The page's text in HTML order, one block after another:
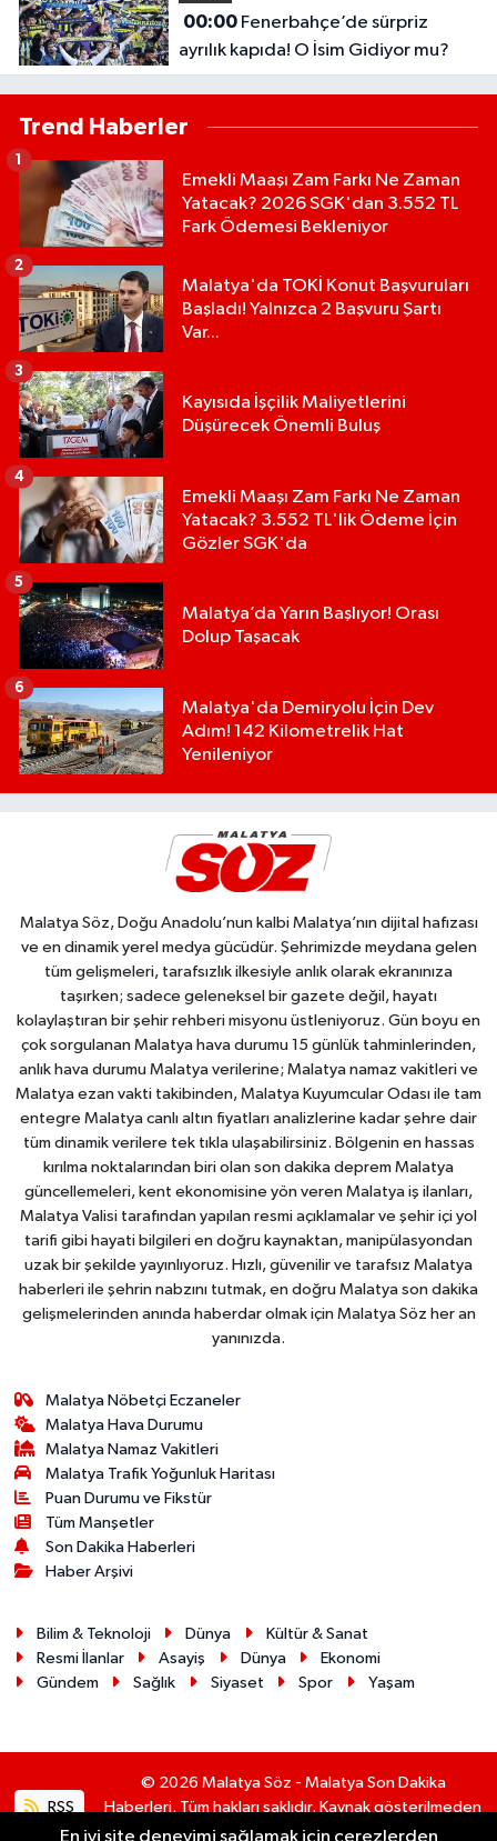
00:00Fenerbahçe’de sürpriz
ayrılık kapıda! O İsim Gidiyor mu?
Trend Haberler
Emekli Maaşı Zam Farkı Ne Zaman
Yatacak? 2026 SGK'dan 3.552 TL
Fark Ödemesi Bekleniyor
1
Malatya'da TOKİ Konut Başvuruları
Başladı! Yalnızca 2 Başvuru Şartı
Var...
2
Kayısıda İşçilik Maliyetlerini
Düşürecek Önemli Buluş
3
Emekli Maaşı Zam Farkı Ne Zaman
Yatacak? 3.552 TL'lik Ödeme İçin
Gözler SGK'da
4
Malatya’da Yarın Başlıyor! Orası
Dolup Taşacak
5
Malatya'da Demiryolu İçin Dev
Adım! 142 Kilometrelik Hat
Yenileniyor
6
Malatya Söz, Doğu Anadolu’nun kalbi Malatya’nın dijital hafızası
ve en dinamik yerel medya gücüdür. Şehrimizde meydana gelen
tüm gelişmeleri, tarafsızlık ilkesiyle anlık olarak ekranınıza
taşırken; sadece geleneksel bir gazete değil, hayatı
kolaylaştıran bir şehir rehberi misyonu üstleniyoruz. Gün boyu en
çok sorgulanan Malatya hava durumu 15 günlük tahminlerinden,
anlık hava durumu Malatya verilerine; Malatya namaz vakitleri ve
Malatya ezan vakti takibinden, Malatya Kuyumcular Odası ile tam
entegre Malatya canlı altın fiyatları analizlerine kadar şehre dair
tüm dinamik verilere tek tıkla ulaşabilirsiniz. Bölgenin en hassas
kırılma noktalarından biri olan son dakika deprem Malatya
güncellemeleri, kent ekonomisine yön veren Malatya iş ilanları,
Malatya Valisi tarafından yapılan resmi açıklamalar ve şehir içi yol
tarifi gibi hayati bilgileri en doğru kaynaktan, manipülasyondan
uzak bir şekilde yayınlıyoruz. Hızlı, güvenilir ve tarafsız Malatya
haberleri ile şehrin nabzını tutmak, en doğru Malatya son dakika
gelişmelerinden anında haberdar olmak için Malatya Söz her an
yanınızda.
Malatya Nöbetçi Eczaneler
Malatya Hava Durumu
Malatya Namaz Vakitleri
Malatya Trafik Yoğunluk Haritası
Puan Durumu ve Fikstür
Tüm Manşetler
Son Dakika Haberleri
Haber Arşivi
Bilim & Teknoloji Dünya
Kültür & Sanat
Resmi İlanlar
Asayiş Dünya
Ekonomi
Gündem
Sağlık Siyaset Spor Yaşam
RSS
© 2026 Malatya Söz - Malatya Son Dakika
Haberleri. Tüm hakları saklıdır. Kaynak gösterilmeden
alıntı yapılamaz.
En iyi site deneyimi sağlamak için çerezlerden